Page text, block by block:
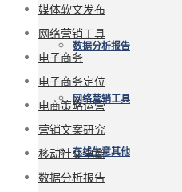
数据分析报告
网络营销工具
在线生意其他
媒体软文发布
网络营销工具
电子商务
电子商务定位
电商策略运营
营销文案研究
移动社交电商
数据分析报告